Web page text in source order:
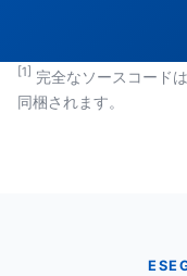
[1] 完全なソースコードは
同梱されます。